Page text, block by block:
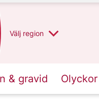
Välj region
& gravid